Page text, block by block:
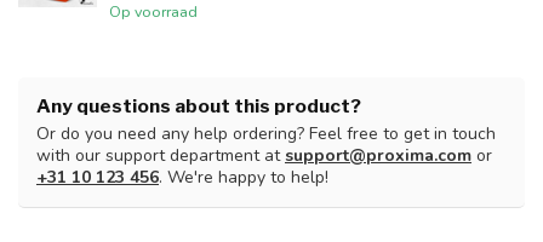
Op voorraad
Any questions about this product?
Or do you need any help ordering? Feel free to get in touch
with our support department atsupport@proxima.com or
+31 10 123 456. We're happy to help!